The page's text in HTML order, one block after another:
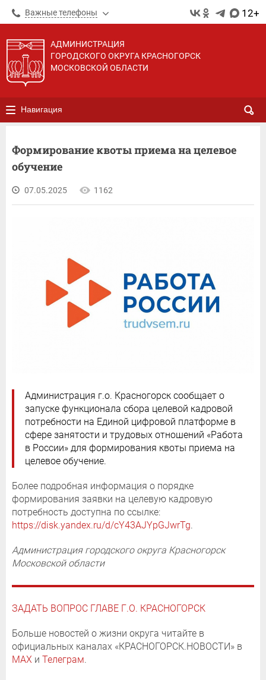
Важные телефоны 12+
АДМИНИСТРАЦИЯ
ГОРОДСКОГО ОКРУГА КРАСНОГОРСК
МОСКОВСКОЙ ОБЛАСТИ
Навигация
Формирование квоты приема на целевое
обучение
07.05.2025 1162
Администрация г.о. Красногорск сообщает о
запуске функционала сбора целевой кадровой
потребности на Единой цифровой платформе в
сфере занятости и трудовых отношений «Работа
в России» для формирования квоты приема на
целевое обучение.
Более подробная информация о порядке
формирования заявки на целевую кадровую
потребность доступна по ссылке:
https://disk.yandex.ru/d/cY43AJYpGJwrTg.
Администрация городского округа Красногорск
Московской области
ЗАДАТЬ ВОПРОС ГЛАВЕ Г.О. КРАСНОГОРСК
Больше новостей о жизни округа читайте в
официальных каналах «КРАСНОГОРСК.НОВОСТИ» в
MAX и Телеграм.